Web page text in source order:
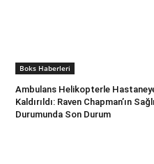
Boks Haberleri
Ambulans Helikopterle
Kaldırıldı: Raven Chapman’ın
Durumunda Son Durum